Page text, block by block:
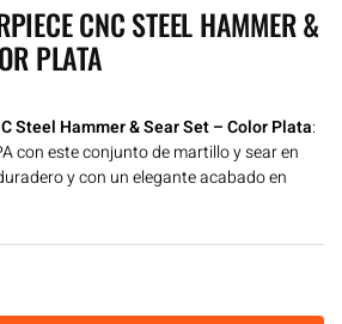
CNC STEEL HAMMER &
PLATA
Steel Hammer & Sear Set – Color Plata:
con este conjunto de martillo y sear en
y con un elegante acabado en